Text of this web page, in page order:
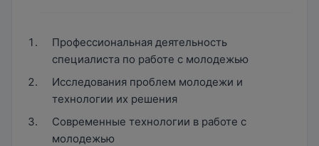
Профессиональная деятельность
специалиста по работе с молодежью
Исследования проблем молодежи и
технологии их решения
Современные технологии в работе с
молодежью